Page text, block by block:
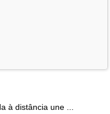
à distância une ...